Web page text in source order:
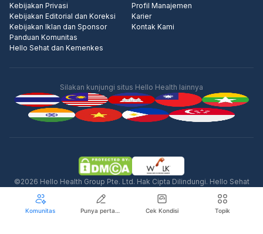
Kebijakan Privasi
Kebijakan Editorial dan Koreksi
Kebijakan Iklan dan Sponsor
Panduan Komunitas
Hello Sehat dan Kemenkes
Profil Manajemen
Karier
Kontak Kami
Silakan kunjungi situs Hello Health lainnya
©2026 Hello Health Group Pte. Ltd. Hak Cipta Dilindungi. Hello Sehat
Komunitas Punya pertanyaan seputar kesehatan? Cek Kondisi Topik